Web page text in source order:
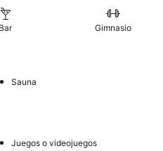
Bar Gimnasio
Sauna
Juegos o videojuegos